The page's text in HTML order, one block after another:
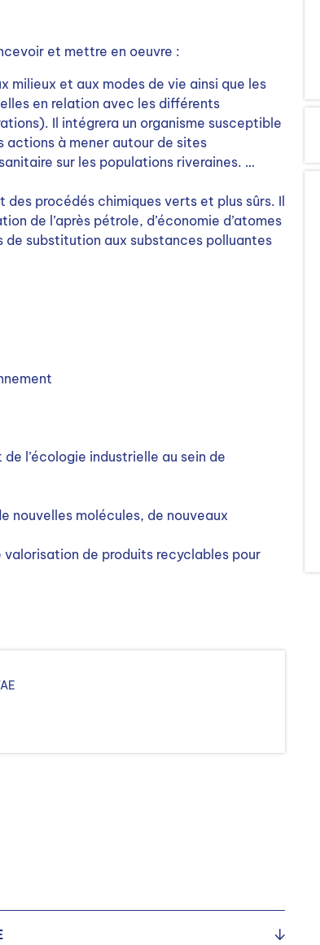
et mettre en oeuvre :
milieux et aux modes de vie ainsi que les
en relation avec les différents
Il intégrera un organisme susceptible
actions à mener autour de sites
sur les populations riveraines. …
procédés chimiques verts et plus sûrs. Il
de l’après pétrole, d’économie d’atomes
substitution aux substances polluantes
l’écologie industrielle au sein de
nouvelles molécules, de nouveaux
de produits recyclables pour